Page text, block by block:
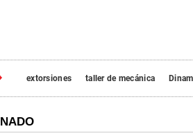
extorsiones taller de mecánica